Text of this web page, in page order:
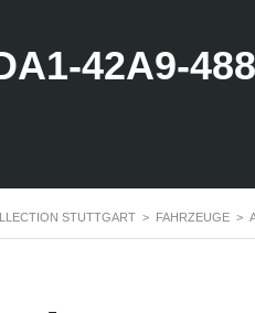
42A9-
STUTTGART > FAHRZEUGE >